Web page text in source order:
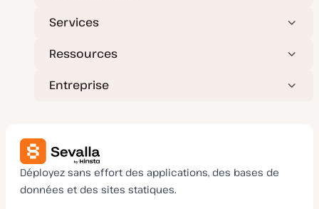
Services
Ressources
Entreprise
Déployez sans effort des applications, des bases de
données et des sites statiques.